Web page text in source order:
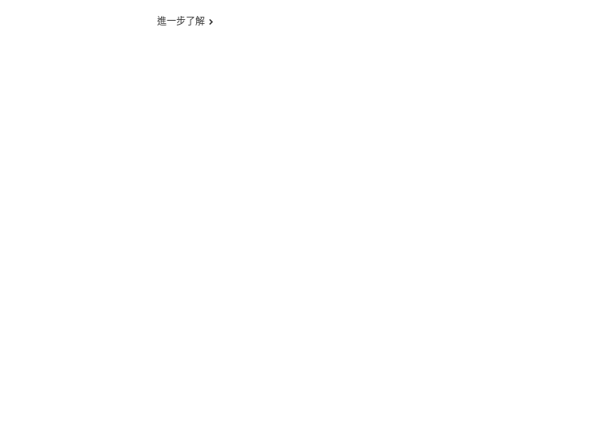
進一步了解